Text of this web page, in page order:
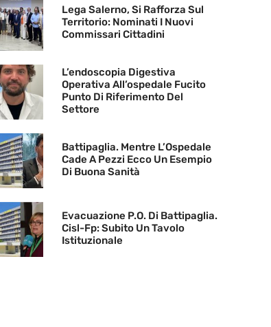
Lega Salerno, Si Rafforza Sul
Territorio: Nominati I Nuovi
Commissari Cittadini
L’endoscopia Digestiva
Operativa All’ospedale Fucito
Punto Di Riferimento Del
Settore
Battipaglia. Mentre L’Ospedale
Cade A Pezzi Ecco Un Esempio
Di Buona Sanità
Evacuazione P.O. Di Battipaglia.
Cisl-Fp: Subito Un Tavolo
Istituzionale